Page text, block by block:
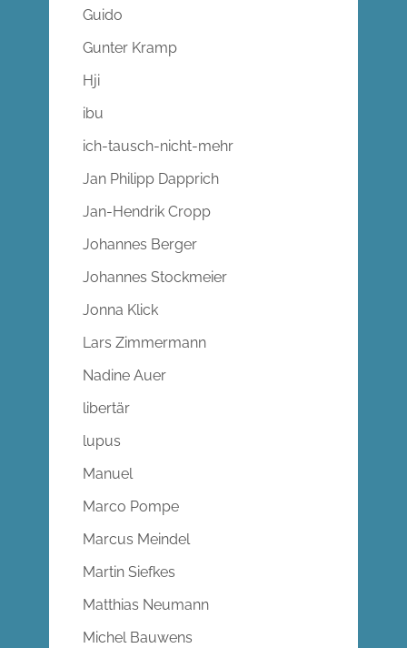
Guido
Gunter Kramp
Hji
ibu
ich-tausch-nicht-mehr
Jan Philipp Dapprich
Jan-Hendrik Cropp
Johannes Berger
Johannes Stockmeier
Jonna Klick
Lars Zimmermann
Nadine Auer
libertär
lupus
Manuel
Marco Pompe
Marcus Meindel
Martin Siefkes
Matthias Neumann
Michel Bauwens